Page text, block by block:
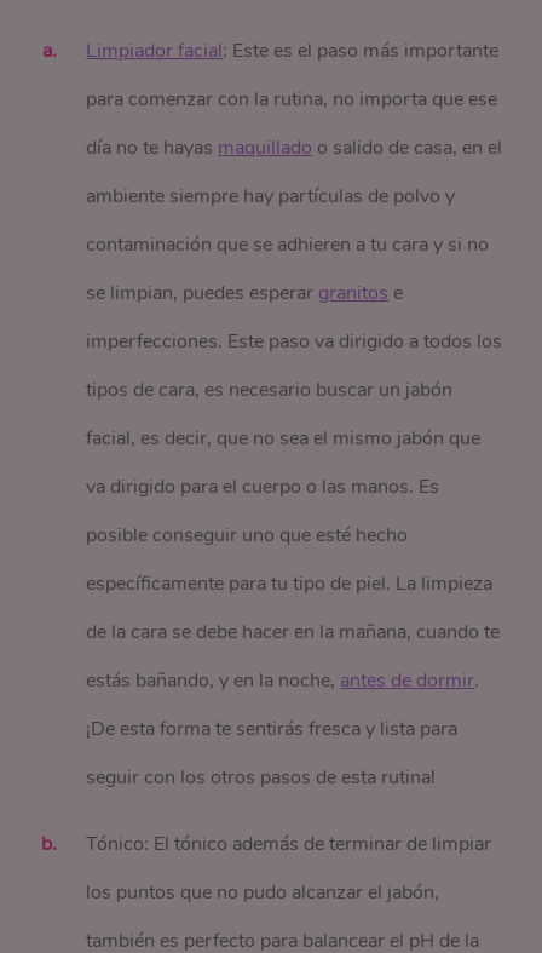
Limpiador facial: Este es el paso más importante
para comenzar con la rutina, no importa que ese
día no te hayasmaquillado o salido de casa, en el
ambiente siempre hay partículas de polvo y
contaminación que se adhieren a tu cara y si no
se limpian, puedes esperar granitos e
imperfecciones. Este paso va dirigido a todos los
tipos de cara, es necesario buscar un jabón
facial, es decir, que no sea el mismo jabón que
va dirigido para el cuerpo o las manos. Es
posible conseguir uno que esté hecho
específicamente para tu tipo de piel. La limpieza
de la cara se debe hacer en la mañana, cuando te
estás bañando, y en la noche,antes de dormir.
¡De esta forma te sentirás fresca y lista para
seguir con los otros pasos de esta rutina!
Tónico: El tónico además de terminar de limpiar
los puntos que no pudo alcanzar el jabón,
también es perfecto para balancear el pH de la